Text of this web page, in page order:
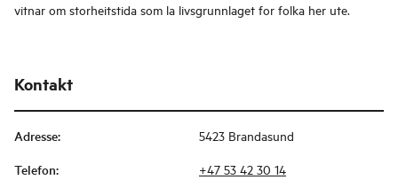
vitnar om storheitstida som la livsgrunnlaget for folka her ute.
Kontakt
Adresse: 5423 Brandasund
Telefon: +47 53 42 30 14